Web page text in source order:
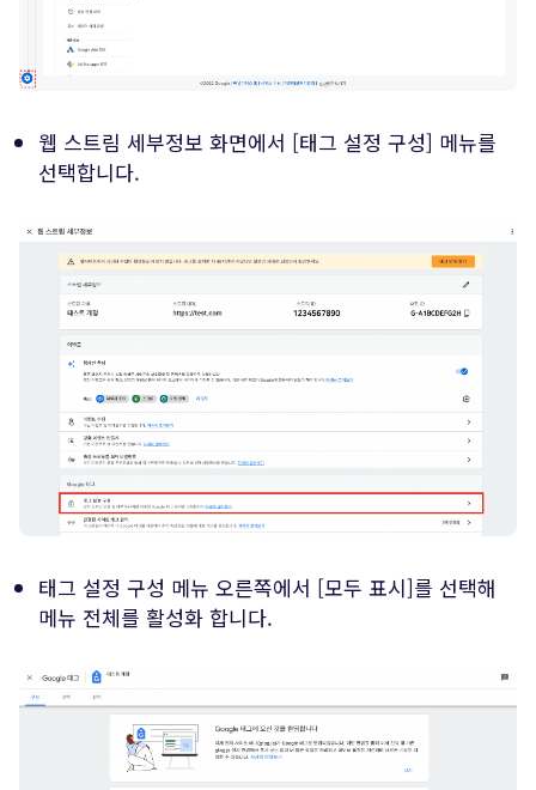
웹 스트림 세부정보 화면에서 [태그 설정 구성] 메뉴를
선택합니다.
태그 설정 구성 메뉴 오른쪽에서 [모두 표시]를 선택해
메뉴 전체를 활성화 합니다.